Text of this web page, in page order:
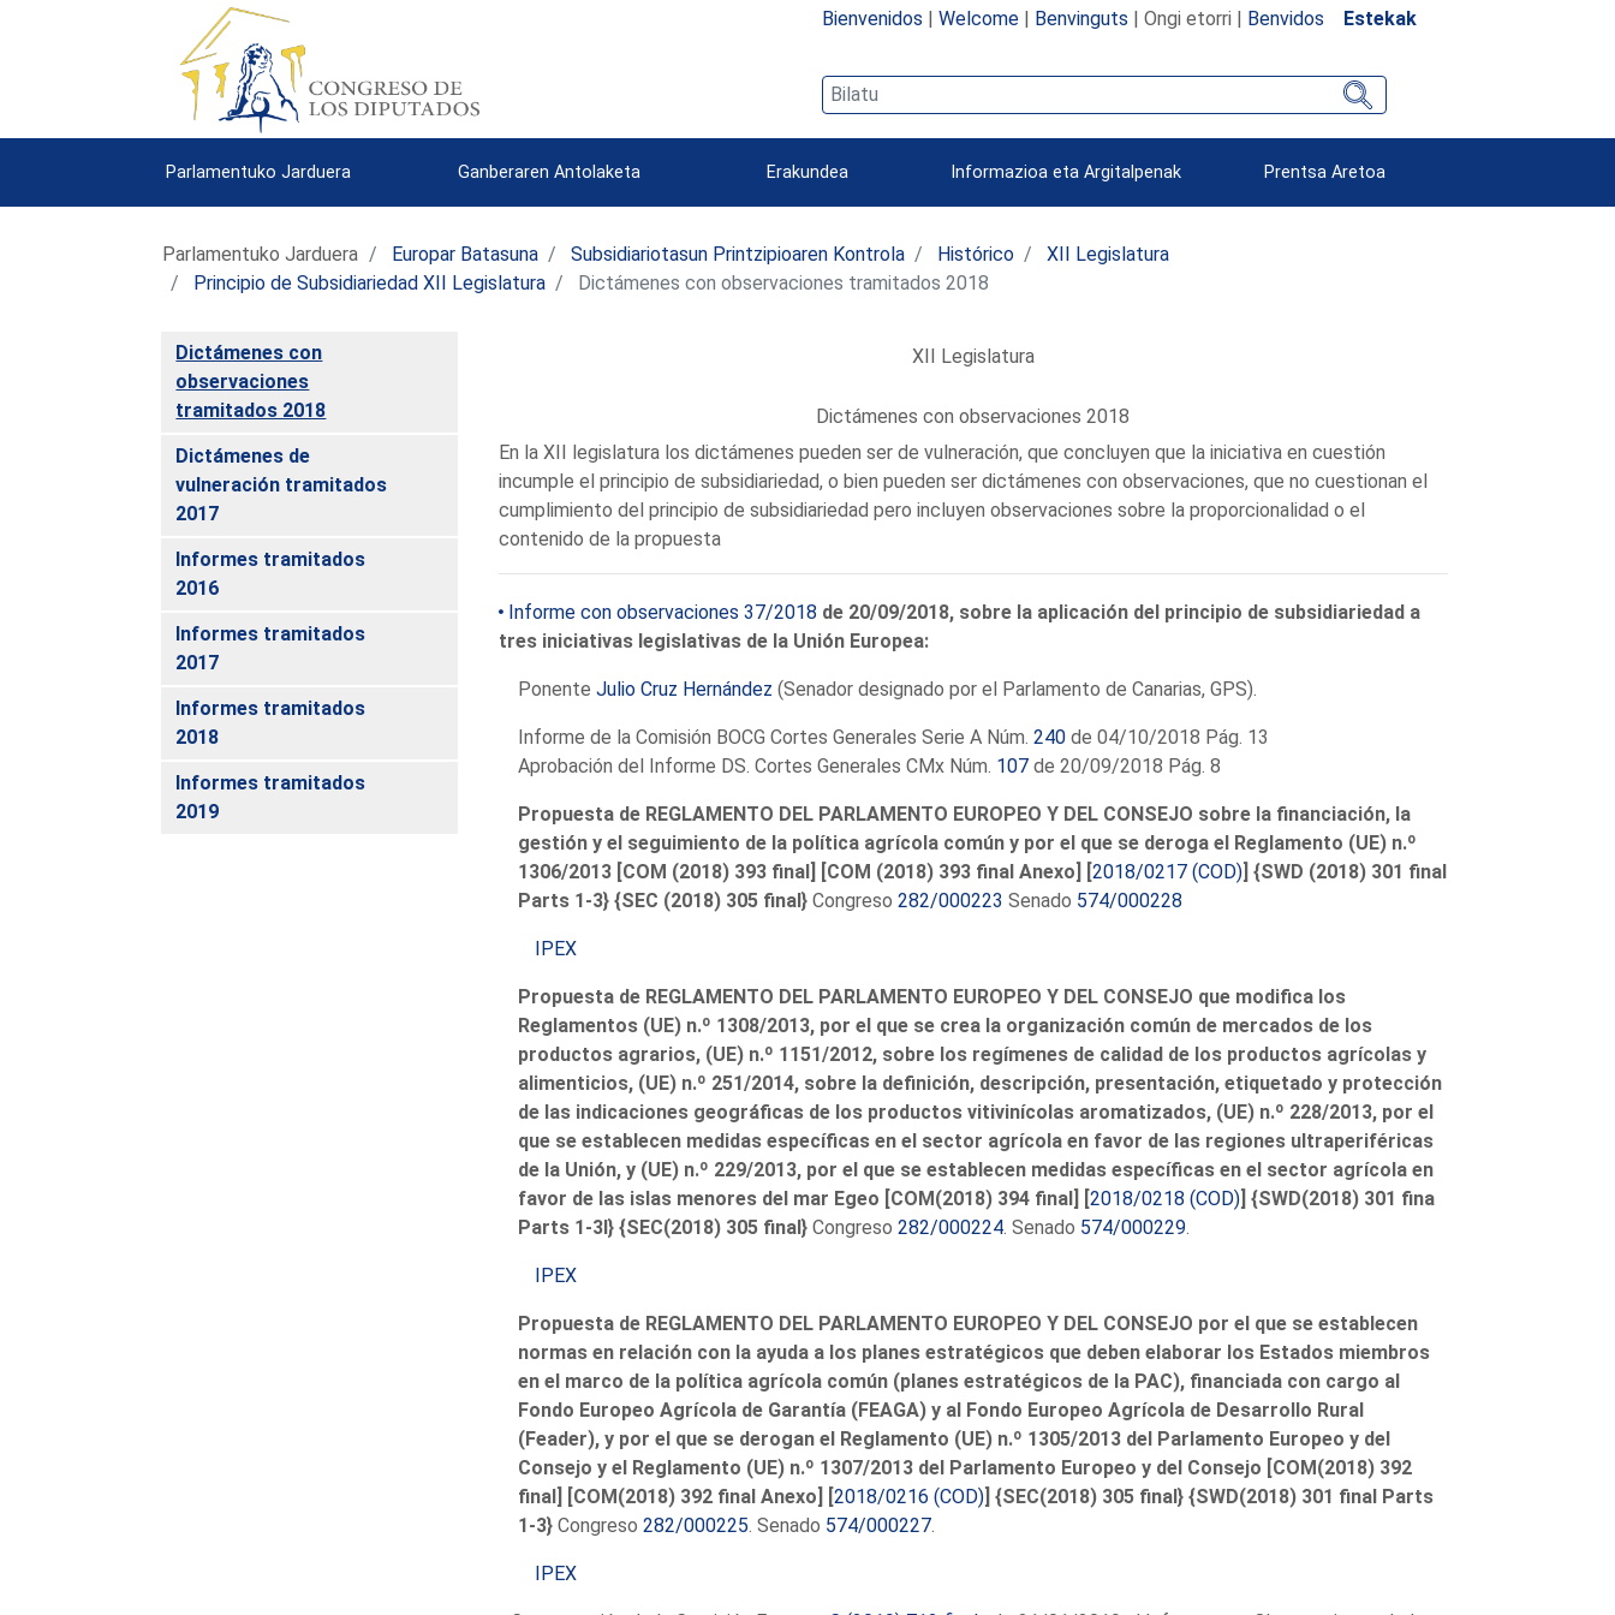
Bienvenidos | Welcome| Benvinguts | Ongi etorri | Benvidos Estekak
Parlamentuko Jarduera Ganberaren Antolaketa Erakundea Informazioa eta Argitalpenak Prentsa Aretoa
Parlamentuko Jarduera Europar Batasuna Subsidiariotasun Printzipioaren Kontrola Histórico
XII Legislatura
Principio de Subsidiariedad XII Legislatura
Dictámenes con observaciones tramitados 2018
Dictámenes con
observaciones
tramitados 2018
Dictámenes de
vulneración tramitados
2017
Informes tramitados
2016
Informes tramitados
2017
Informes tramitados
2018
Informes tramitados
2019
XII Legislatura
Dictámenes con observaciones 2018
En la XII legislatura los dictámenes pueden ser de vulneración, que concluyen que la iniciativa en cuestión
incumple el principio de subsidiariedad, o bien pueden ser dictámenes con observaciones, que no cuestionan el
cumplimiento del principio de subsidiariedad pero incluyen observaciones sobre la proporcionalidad o el
contenido de la propuesta
Informe con observaciones 37/2018 de 20/09/2018, sobre la aplicación del principio de subsidiariedad a
tres iniciativas legislativas de la Unión Europea:
Ponente Julio Cruz Hernández (Senador designado por el Parlamento de Canarias, GPS).
Informe de la Comisión BOCG Cortes Generales Serie A Núm. 240de 04/10/2018 Pág. 13
Aprobación del Informe DS. Cortes Generales CMx Núm. 107de 20/09/2018 Pág. 8
Propuesta de REGLAMENTO DEL PARLAMENTO EUROPEO Y DEL CONSEJO sobre la financiación, la
gestión y el seguimiento de la política agrícola común y por el que se deroga el Reglamento (UE) n.º
1306/2013 [COM (2018) 393 final] [COM (2018) 393 final Anexo] [2018/0217 (COD)] {SWD (2018) 301 final
Parts 1-3} {SEC (2018) 305 final}Congreso 282/000223 Senado 574/000228
IPEX
Propuesta de REGLAMENTO DEL PARLAMENTO EUROPEO Y DEL CONSEJO que modifica los
Reglamentos (UE) n.º 1308/2013, por el que se crea la organización común de mercados de los
productos agrarios, (UE) n.º 1151/2012, sobre los regímenes de calidad de los productos agrícolas y
alimenticios, (UE) n.º 251/2014, sobre la definición, descripción, presentación, etiquetado y protección
de las indicaciones geográficas de los productos vitivinícolas aromatizados, (UE) n.º 228/2013, por el
que se establecen medidas específicas en el sector agrícola en favor de las regiones ultraperiféricas
de la Unión, y (UE) n.º 229/2013, por el que se establecen medidas específicas en el sector agrícola en
favor de las islas menores del mar Egeo [COM(2018) 394 final] [2018/0218 (COD)] {SWD(2018) 301 fina
Parts 1-3l} {SEC(2018) 305 final} Congreso 282/000224. Senado 574/000229.
IPEX
Propuesta de REGLAMENTO DEL PARLAMENTO EUROPEO Y DEL CONSEJO por el que se establecen
normas en relación con la ayuda a los planes estratégicos que deben elaborar los Estados miembros
en el marco de la política agrícola común (planes estratégicos de la PAC), financiada con cargo al
Fondo Europeo Agrícola de Garantía (FEAGA) y al Fondo Europeo Agrícola de Desarrollo Rural
(Feader), y por el que se derogan el Reglamento (UE) n.º 1305/2013 del Parlamento Europeo y del
Consejo y el Reglamento (UE) n.º 1307/2013 del Parlamento Europeo y del Consejo [COM(2018) 392
final] [COM(2018) 392 final Anexo] [2018/0216 (COD)] {SEC(2018) 305 final} {SWD(2018) 301 final Parts
1-3} Congreso 282/000225 . Senado 574/000227.
IPEX